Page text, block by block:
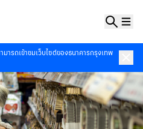
มารถเข้าชมเว็บไซต์ของธนาคารกรุงเทพ